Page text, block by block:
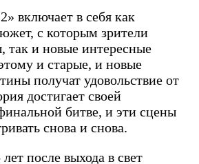
включает в себя как
с которым зрители
так и новые интересные
и старые, и новые
получат удовольствие от
достигает своей
битве, и эти сцены
снова и снова.
после выхода в свет